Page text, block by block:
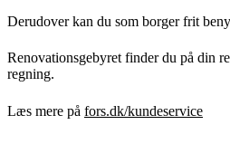
Derudover kan du som borger frit
Renovationsgebyret finder du på din
regning.
Læs mere på fors.dk/kundeservice